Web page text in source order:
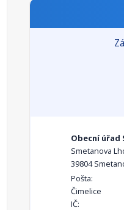
Obecní úřad
Smetanova
39804
Pošta:
Čimelice
IČ: